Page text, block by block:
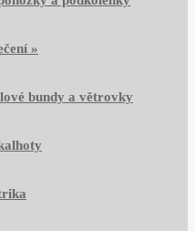
»
bundy a větrovky